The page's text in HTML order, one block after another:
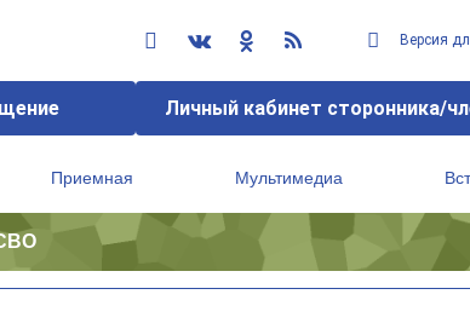
Версия
Личный кабинет сторонника/
Приемная Мультимедиа